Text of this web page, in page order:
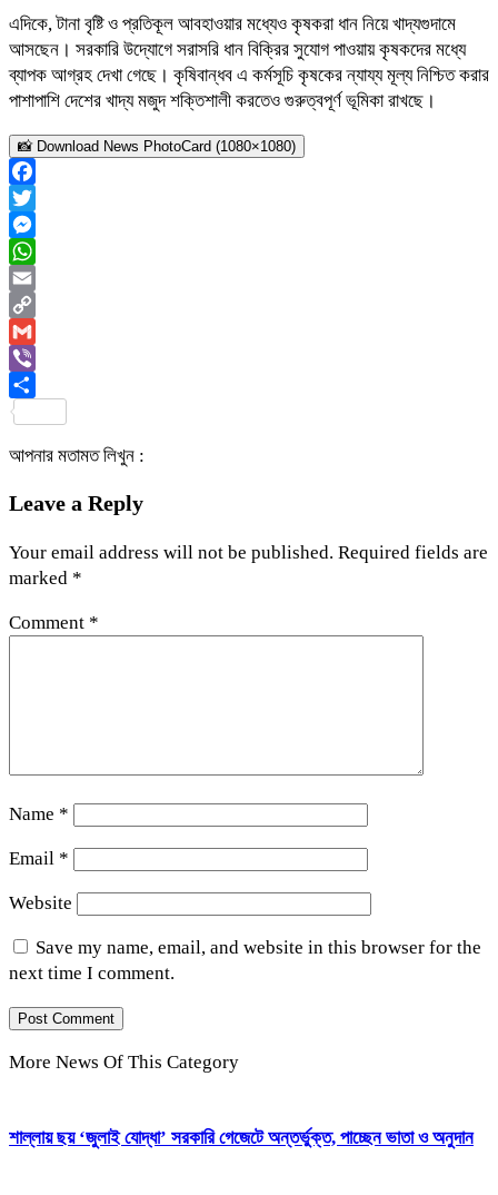
এদিকে, টানা বৃষ্টি ও প্রতিকূল আবহাওয়ার মধ্যেও কৃষকরা ধান নিয়ে খাদ্যগুদামে
আসছেন। সরকারি উদ্যোগে সরাসরি ধান বিক্রির সুযোগ পাওয়ায় কৃষকদের মধ্যে
ব্যাপক আগ্রহ দেখা গেছে। কৃষিবান্ধব এ কর্মসূচি কৃষকের ন্যায্য মূল্য নিশ্চিত করার
পাশাপাশি দেশের খাদ্য মজুদ শক্তিশালী করতেও গুরুত্বপূর্ণ ভূমিকা রাখছে।
📸 Download News PhotoCard (1080×1080)
Facebook
Twitter
Messenger
WhatsApp
Email
Copy
Link
Gmail
Viber
আপনার মতামত লিখুন :
Leave a Reply
Your email address will not be published. Required fields are
marked *
Comment *
Name *
Email *
Website
Save my name, email, and website in this browser for the
next time I comment.
More News Of This Category
শাল্লায় ছয় ‘জুলাই যোদ্ধা’ সরকারি গেজেটে অন্তর্ভুক্ত, পাচ্ছেন ভাতা ও অনুদান